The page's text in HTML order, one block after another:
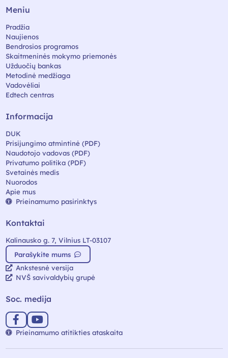
Meniu
Pradžia
Naujienos
Bendrosios programos
Skaitmeninės mokymo priemonės
Užduočių bankas
Metodinė medžiaga
Vadovėliai
Edtech centras
Informacija
DUK
Prisijungimo atmintinė (PDF)
Naudotojo vadovas (PDF)
Privatumo politika (PDF)
Svetainės medis
Nuorodos
Apie mus
Prieinamumo pasirinktys
Kontaktai
Kalinausko g. 7, Vilnius LT-03107
Parašykite mums
Ankstesnė versija
NVŠ savivaldybių grupė
Soc. medija
Prieinamumo atitikties ataskaita